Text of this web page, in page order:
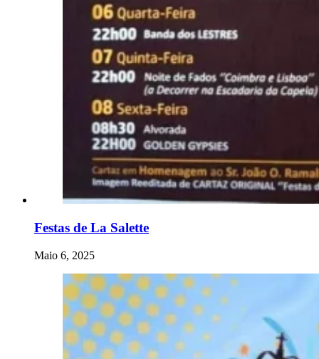
Festas de La Salette
Maio 6, 2025